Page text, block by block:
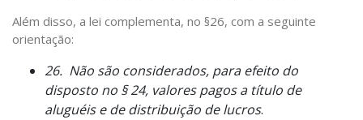
Além disso, a lei complementa, no §26, com a seguinte
orientação:
26. Não são considerados, para efeito do
disposto no § 24, valores pagos a título de
aluguéis e de distribuição de lucros.